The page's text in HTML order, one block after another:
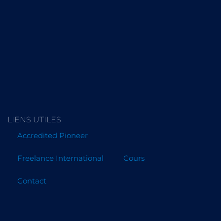
LIENS UTILES
Accredited Pioneer
Freelance International Cours
Contact